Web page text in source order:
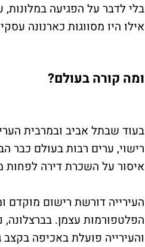
בלי לדבר על הפגיעה במלונות,
אילו היו מסווגות כארנונה
ומה קורה בעולם?
בעוד שבתל אביב ובמרבית
רישוי, ערים רבות בעולם כבר
איסור על השכרת דירה לפחות מ־30 יום אלא אם בעל הנכס מתגורר בה
העירייה דורשת רישום מוקדם
הפלטפורמות עצמן.